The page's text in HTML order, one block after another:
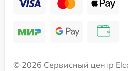
© 2026 Сервисный центр